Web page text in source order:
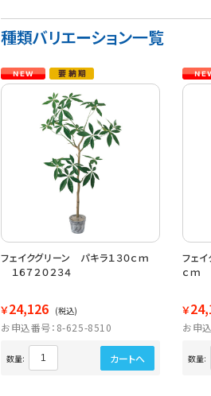
種類バリエーション一覧
フェイクグリーン パキラ１３０ｃｍ
１６７２０２３４
￥24,126 (税込)
お申込番号：8-625-8510
数量: カートへ
フェ
ｃｍ
￥
お申
数量: